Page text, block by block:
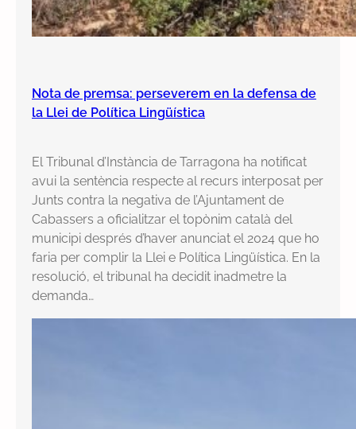
Nota de premsa: perseverem en la defensa de
la Llei de Política Lingüística
El Tribunal d’Instància de Tarragona ha notificat
avui la sentència respecte al recurs interposat per
Junts contra la negativa de l’Ajuntament de
Cabassers a oficialitzar el topònim català del
municipi després d’haver anunciat el 2024 que ho
faria per complir la Llei e Política Lingüística. En la
resolució, el tribunal ha decidit inadmetre la
demanda…